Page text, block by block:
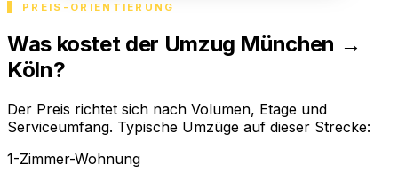
PREIS-ORIENTIERUNG
Was kostet der Umzug München →
Köln?
Der Preis richtet sich nach Volumen, Etage und
Serviceumfang. Typische Umzüge auf dieser Strecke:
1-Zimmer-Wohnung